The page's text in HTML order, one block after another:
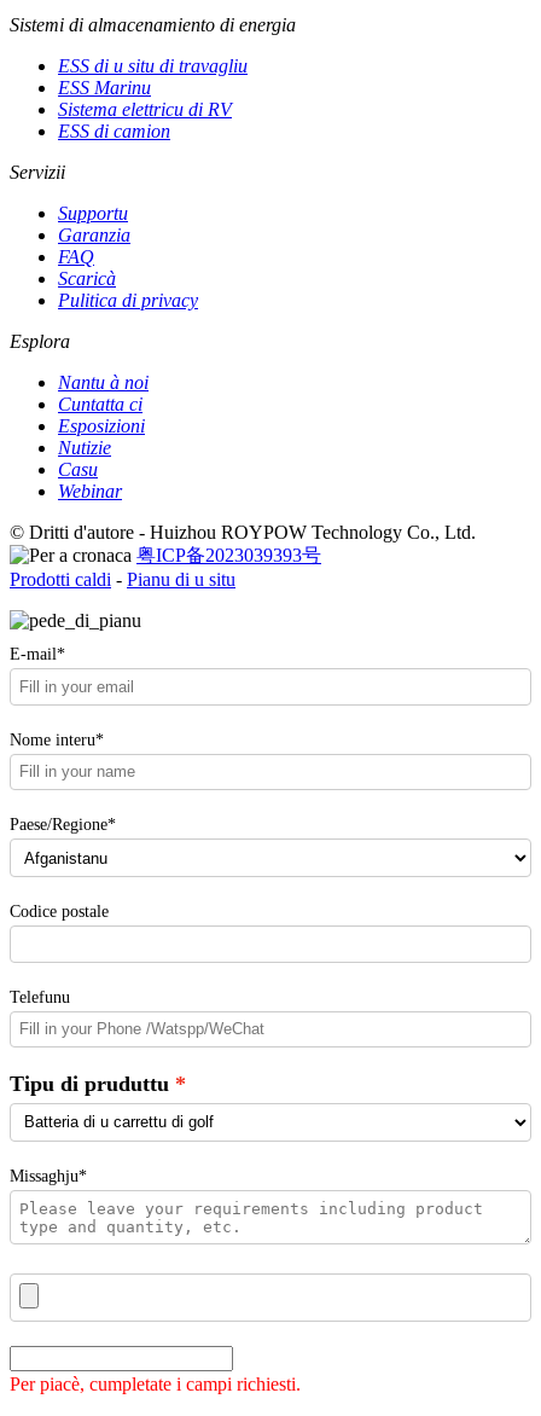
Sistemi di almacenamiento di energia
ESS di u situ di travagliu
ESS Marinu
Sistema elettricu di RV
ESS di camion
Servizii
Supportu
Garanzia
FAQ
Scaricà
Pulitica di privacy
Esplora
Nantu à noi
Cuntatta ci
Esposizioni
Nutizie
Casu
Webinar
© Dritti d'autore - Huizhou ROYPOW Technology Co., Ltd.
粤ICP备2023039393号
Prodotti caldi - Pianu di u situ
E-mail*
Nome interu*
Paese/Regione*
Codice postale
Telefunu
Tipu di pruduttu
Missaghju*
Per piacè, cumpletate i campi richiesti.